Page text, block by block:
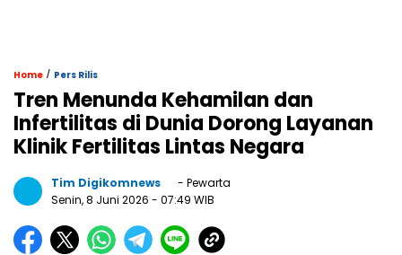
Home / Pers Rilis
Tren Menunda Kehamilan dan
Infertilitas di Dunia Dorong Layanan
Klinik Fertilitas Lintas Negara
Tim Digikomnews
- Pewarta
Senin, 8 Juni 2026 - 07:49 WIB